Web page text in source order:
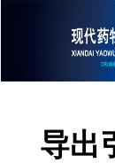
导出